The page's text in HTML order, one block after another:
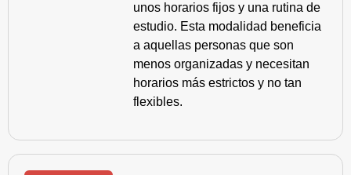
unos horarios fijos y una rutina de
estudio. Esta modalidad beneficia
a aquellas personas que son
menos organizadas y necesitan
horarios más estrictos y no tan
flexibles.